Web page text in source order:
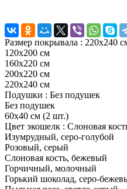
Размер покрывала : 220х240
120х200 см
160х220 см
200x220 см
220х240 см
Подушки : Без подушек
Без подушек
60х40 см (2 шт.)
Цвет экошелк : Слоновая
Изумрудный, серо-голубой
Розовый, серый
Слоновая кость, бежевый
Горчичный, молочный
Горький шоколад, серо-